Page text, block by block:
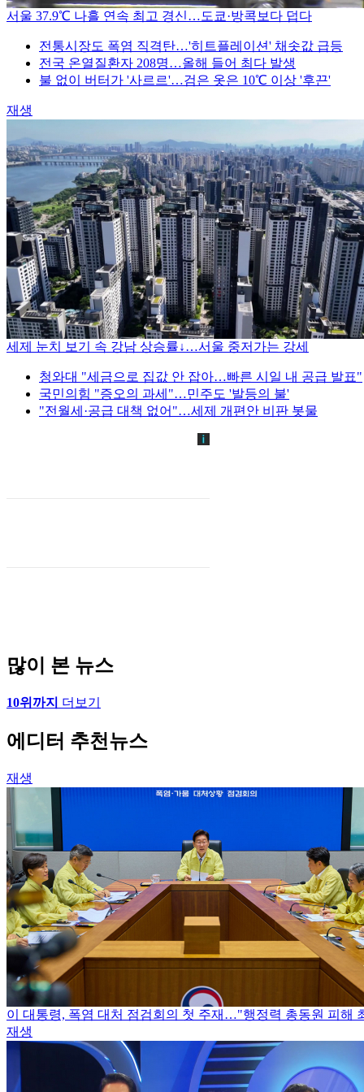
서울 37.9℃ 나흘 연속 최고 경신…도쿄·방콕보다 덥다
전통시장도 폭염 직격탄…'히트플레이션' 채솟값 급등
전국 온열질환자 208명…올해 들어 최다 발생
불 없이 버터가 '사르르'…검은 옷은 10℃ 이상 '후끈'
재생
세제 눈치 보기 속 강남 상승률↓…서울 중저가는 강세
청와대 "세금으로 집값 안 잡아…빠른 시일 내 공급 발표"
국민의힘 "증오의 과세"…민주도 '발등의 불'
"전월세·공급 대책 없어"…세제 개편안 비판 봇물
많이 본 뉴스
10위까지 더보기
에디터 추천뉴스
재생
이 대통령, 폭염 대처 점검회의 첫 주재…"행정력 총동원 피해
재생